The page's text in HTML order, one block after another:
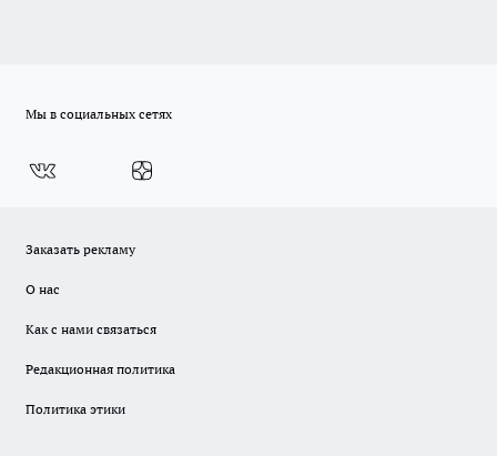
Мы в социальных сетях
Заказать рекламу
О нас
Как с нами связаться
Редакционная политика
Политика этики